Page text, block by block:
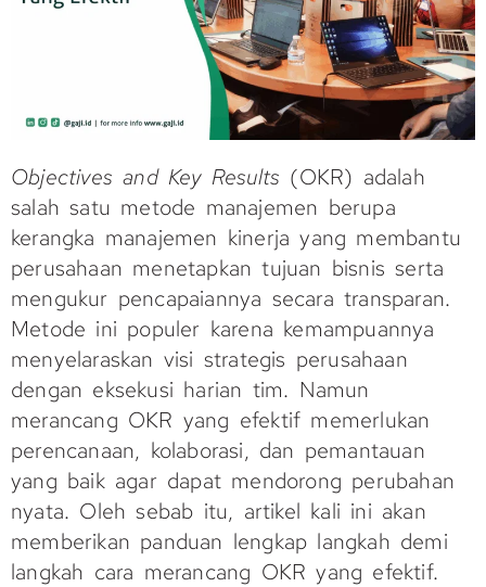
Objectives and Key Results (OKR) adalah
salah satu metode manajemen berupa
kerangka manajemen kinerja yang membantu
perusahaan menetapkan tujuan bisnis serta
mengukur pencapaiannya secara transparan.
Metode ini populer karena kemampuannya
menyelaraskan visi strategis perusahaan
dengan eksekusi harian tim. Namun
merancang OKR yang efektif memerlukan
perencanaan, kolaborasi, dan pemantauan
yang baik agar dapat mendorong perubahan
nyata. Oleh sebab itu, artikel kali ini akan
memberikan panduan lengkap langkah demi
langkah cara merancang OKR yang efektif.